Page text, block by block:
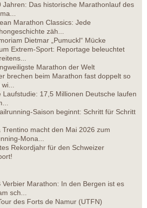
Jahren: Das historische Marathonlauf des
Marathon Classics: Jede
zäh...
Dietmar „Pumuckl“ Mücke
Extrem-Sport: Reportage beleuchtet
Marathon der Welt
brechen beim Marathon fast doppelt so
wi...
Laufstudie: 17,5 Millionen Deutsche laufen
Saison beginnt: Schritt für Schritt
Trentino macht den Mai 2026 zum
Mona...
Rekordjahr für den Schweizer
Verbier Marathon: In den Bergen ist es
sch...
des Forts de Namur (UTFN)